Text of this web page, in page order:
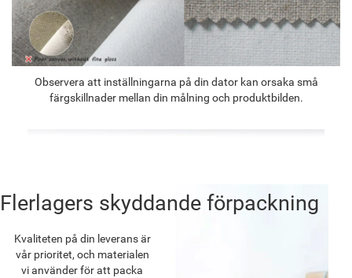
Observera att inställningarna på din dator kan orsaka små
färgskillnader mellan din målning och produktbilden.
Flerlagers skyddande förpackning
Kvaliteten på din leverans är
vår prioritet, och materialen
vi använder för att packa